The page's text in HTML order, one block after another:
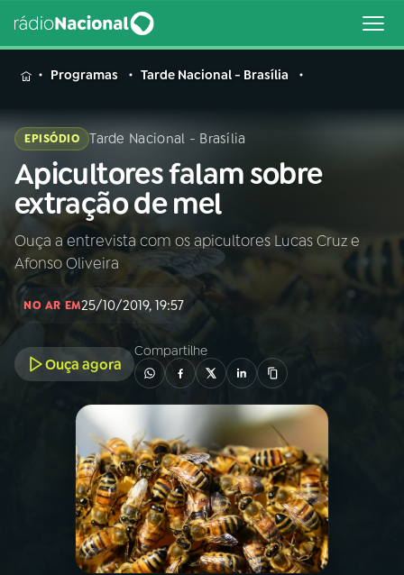
MENU
Buscar
na
Rádio
Nacional
Buscar
AO VIVO
INÍCIO
PROGRAMAÇÃO
PROGRAMAS
PODCASTS
Programas Tarde Nacional - Brasília
EPISÓDIO Tarde Nacional - Brasília
Apicultores falam sobre
extração de mel
Ouça a entrevista com os apicultores Lucas Cruz e
Afonso Oliveira
NO AR EM25/10/2019, 19:57
Ouça agora
Compartilhe